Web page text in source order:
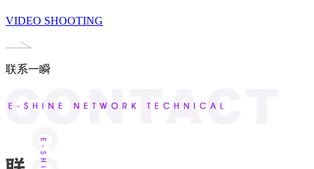
VIDEO SHOOTING
联系一瞬